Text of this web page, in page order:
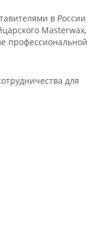
в России
Masterwax,
профессиональной
для